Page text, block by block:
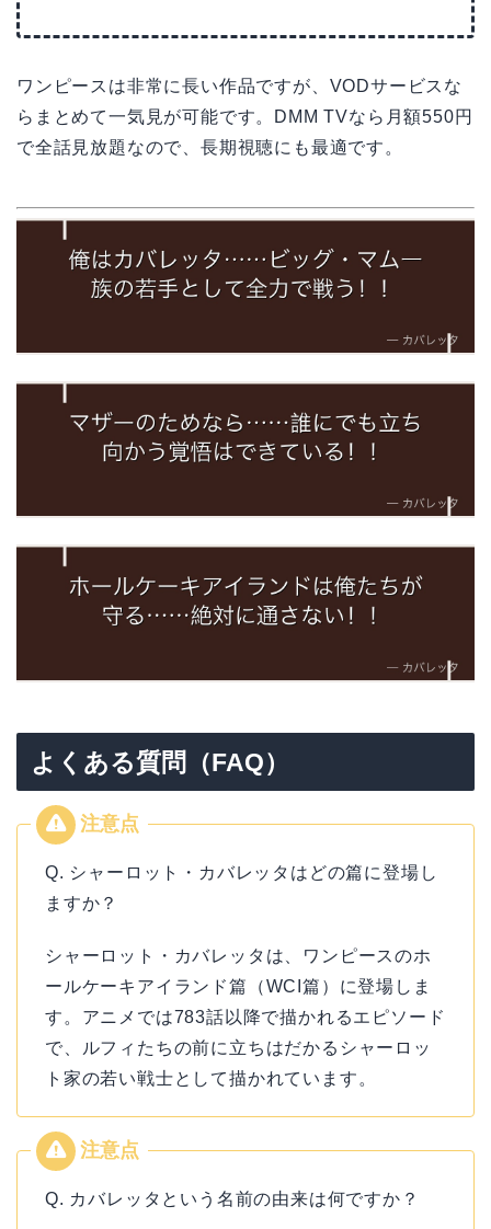
ワンピースは非常に長い作品ですが、VODサービスな
らまとめて一気見が可能です。DMM TVなら月額550円
で全話見放題なので、長期視聴にも最適です。
よくある質問（FAQ）
Q. シャーロット・カバレッタはどの篇に登場し
ますか？
シャーロット・カバレッタは、ワンピースのホ
ールケーキアイランド篇（WCI篇）に登場しま
す。アニメでは783話以降で描かれるエピソード
で、ルフィたちの前に立ちはだかるシャーロッ
ト家の若い戦士として描かれています。
Q. カバレッタという名前の由来は何ですか？